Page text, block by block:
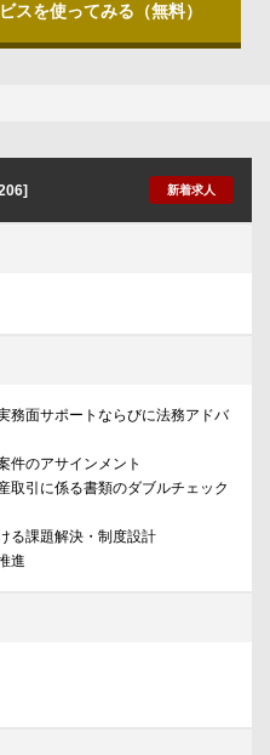
スを使ってみる（無料）
新着求人
務面サポートならびに法務アドバ
件のアサインメント
取引に係る書類のダブルチェック
る課題解決・制度設計
進